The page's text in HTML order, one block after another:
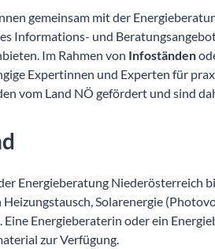
gemeinsam mit der
Informations- und
Im Rahmen von Infoständen
Expertinnen und Experten für
vom Land NÖ gefördert und sind
Energieberatung Niederösterreich
Heizungstausch, Solarenergie
Eine Energieberaterin oder ein
zur Verfügung.